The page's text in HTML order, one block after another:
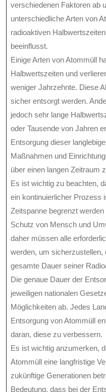
verschiedenen Faktoren ab
unterschiedliche Arten von
radioaktiven
beeinflusst.
Einige Arten von Atommüll
Halbwertszeiten und
weniger Jahrzehnte. Diese
sicher entsorgt werden.
jedoch sehr lange
oder Tausende von Jahren
Entsorgung dieser
Maßnahmen und
über einen langen Zeitraum
Es ist wichtig zu beachten,
ein kontinuierlicher Prozess
Zeitspanne begrenzt
Schutz von Mensch und
daher müssen alle
werden, um sicherzustellen,
gesamte Dauer seiner
Die genaue Dauer der
jeweiligen nationalen
Möglichkeiten ab. Jedes
Entsorgung von Atommüll
daran, diese zu verbessern.
Es ist wichtig anzumerken,
Atommüll eine langfristige
zukünftige Generationen
Bedeutung, dass bei der